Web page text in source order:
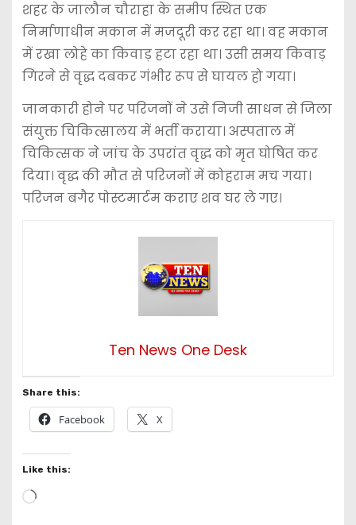
शहर के जालौन चौराहा के समीप स्थित एक
निर्माणाधीन मकान में मजदूरी कर रहा था। वह मकान
में रखा लोहे का किवाड़ हटा रहा था। उसी समय किवाड़
गिरने से वृद्ध दबकर गंभीर रूप से घायल हो गया।
जानकारी होने पर परिजनों ने उसे निजी साधन से जिला
संयुक्त चिकित्सालय में भर्ती कराया। अस्पताल में
चिकित्सक ने जांच के उपरांत वृद्ध को मृत घोषित कर
दिया। वृद्ध की मौत से परिजनों में कोहराम मच गया।
परिजन बगैर पोस्टमार्टम कराए शव घर ले गए।
Ten News One Desk
Share this:
Facebook X
Like this:
L